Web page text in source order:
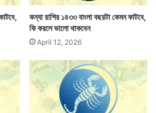
অস্বস্তি কেটে আনন্দ বৃদ্ধি পাবে।
এ বছর অনুকূলে। শিল্পী ও
পাবে। কুম্ভলগ্নের জাতক জাতিকাদের
উন্নতি হবে।
কন্যা রাশির ১৪৩৩ বাংলা বছরটা কেমন কাটবে,
কি করলে ভালো থাকবেন
April 12, 2026